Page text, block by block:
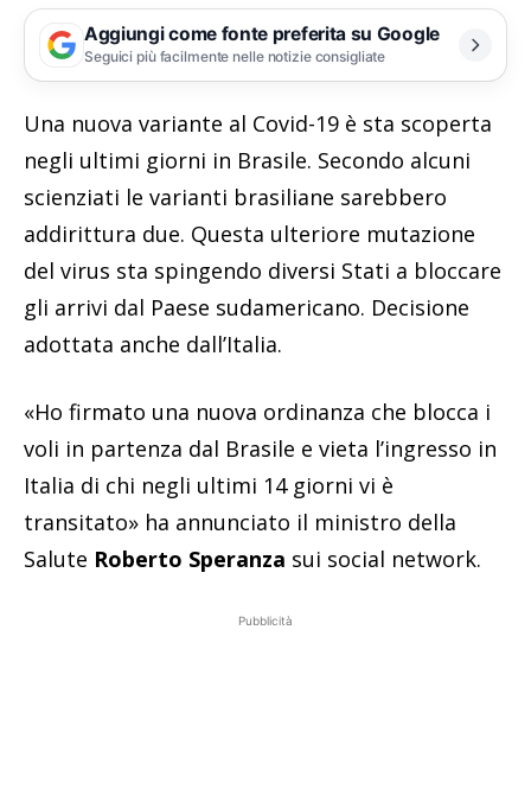
Aggiungi come fonte preferita su Google
Seguici più facilmente nelle notizie consigliate
Una nuova variante al Covid-19 è sta scoperta
negli ultimi giorni in Brasile. Secondo alcuni
scienziati le varianti brasiliane sarebbero
addirittura due. Questa ulteriore mutazione
del virus sta spingendo diversi Stati a bloccare
gli arrivi dal Paese sudamericano. Decisione
adottata anche dall’Italia.
«Ho firmato una nuova ordinanza che blocca i
voli in partenza dal Brasile e vieta l’ingresso in
Italia di chi negli ultimi 14 giorni vi è
transitato» ha annunciato il ministro della
Salute Roberto Speranza sui social network.
Pubblicità